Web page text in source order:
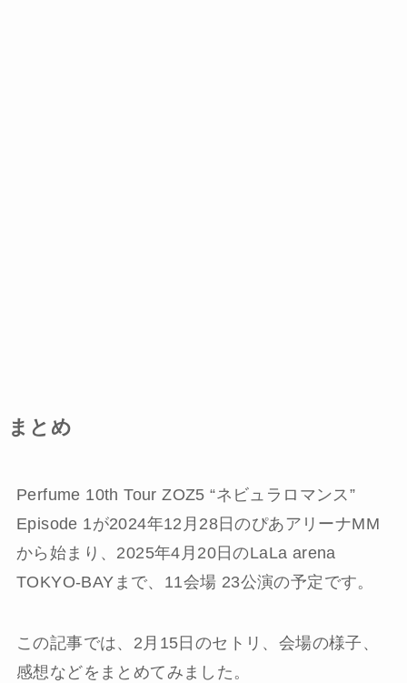
まとめ
Perfume 10th Tour ZOZ5 “ネビュラロマンス”
Episode 1が2024年12月28日のぴあアリーナMM
から始まり、2025年4月20日のLaLa arena
TOKYO-BAYまで、11会場 23公演の予定です。
この記事では、2月15日のセトリ、会場の様子、
感想などをまとめてみました。